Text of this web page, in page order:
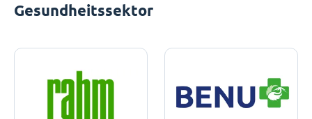
Gesundheitssektor